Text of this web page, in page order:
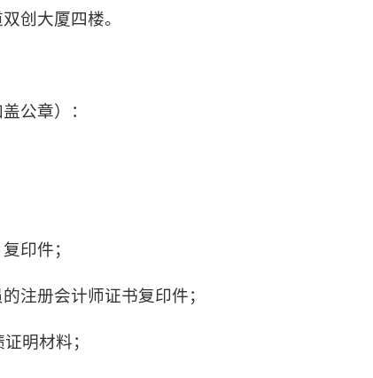
创大厦四楼。
公章）：
印件；
注册会计师证书复印件；
明材料；